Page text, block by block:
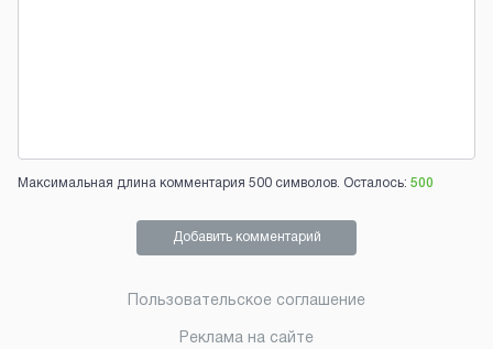
Максимальная длина комментария 500 символов. Осталось: 500
Добавить комментарий
Пользовательское соглашение
Реклама на сайте